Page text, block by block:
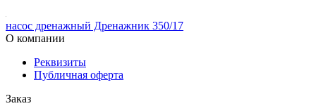
насос дренажный Дренажник 350/17
О компании
Реквизиты
Публичная оферта
Заказ